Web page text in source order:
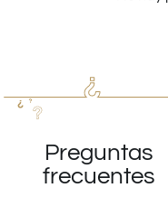
Preguntas
frecuentes